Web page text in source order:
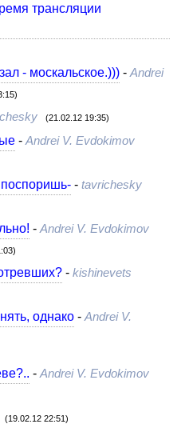
трансляции
- москальское.)))- Andrei
(21.02.12 19:35)
-Andrei V. Evdokimov
поспоришь-- tavrichesky
-Andrei V. Evdokimov
- kishinevets
однако -Andrei V.
- Andrei V. Evdokimov
(19.02.12 22:51)